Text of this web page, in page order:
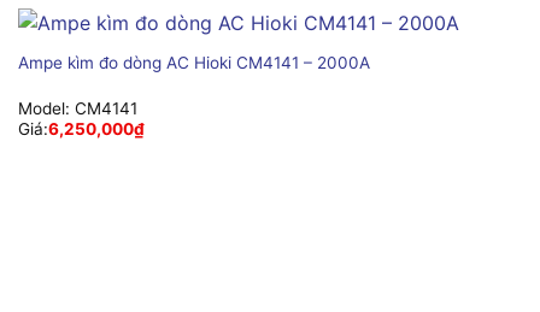
Ampe kìm đo dòng AC Hioki CM4141 – 2000A
Model: CM4141
Giá:6,250,000₫